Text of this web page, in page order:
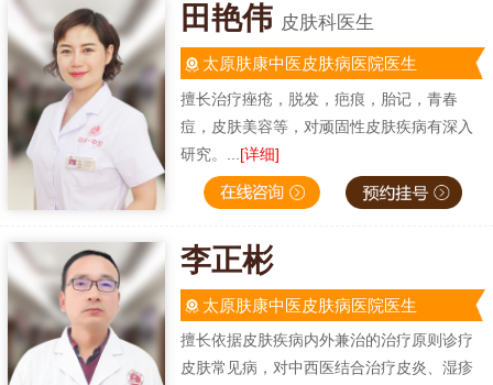
田艳伟 皮肤科医生
太原肤康中医皮肤病医院医生
擅长治疗痤疮，脱发，疤痕，胎记，青春
痘，皮肤美容等，对顽固性皮肤疾病有深入
研究。... [详细]
李正彬
太原肤康中医皮肤病医院医生
擅长依据皮肤疾病内外兼治的治疗原则诊疗
皮肤常见病，对中西医结合治疗皮炎、湿疹